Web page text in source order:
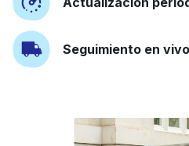
Seguimiento en